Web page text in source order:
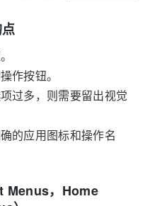
作按钮。
过多，则需要留出视觉
的应用图标和操作名
Menus，Home